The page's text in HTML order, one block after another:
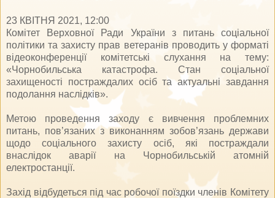
23 КВІТНЯ 2021, 12:00
Комітет Верховної Ради України з питань соціальної
політики та захисту прав ветеранів проводить у форматі
відеоконференції комітетські слухання на тему:
«Чорнобильська катастрофа. Стан соціальної
захищеності постраждалих осіб та актуальні завдання
подолання наслідків».
Метою проведення заходу є вивчення проблемних
питань, пов’язаних з виконанням зобов’язань держави
щодо соціального захисту осіб, які постраждали
внаслідок аварії на Чорнобильській атомній
електростанції.
Захід відбудеться під час робочої поїздки членів Комітету